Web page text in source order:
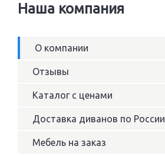
Наша компания
О компании
Отзывы
Каталог с ценами
Доставка диванов по России
Мебель на заказ